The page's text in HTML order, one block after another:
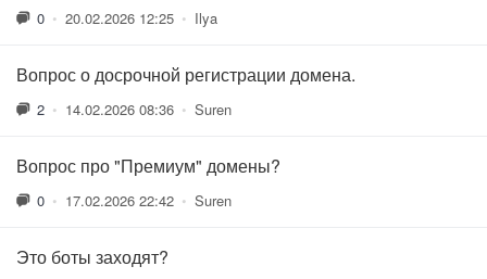
0 • 20.02.2026 12:25 • Ilya
Вопрос о досрочной регистрации домена.
2 • 14.02.2026 08:36 • Suren
Вопрос про "Премиум" домены?
0 • 17.02.2026 22:42 • Suren
Это боты заходят?